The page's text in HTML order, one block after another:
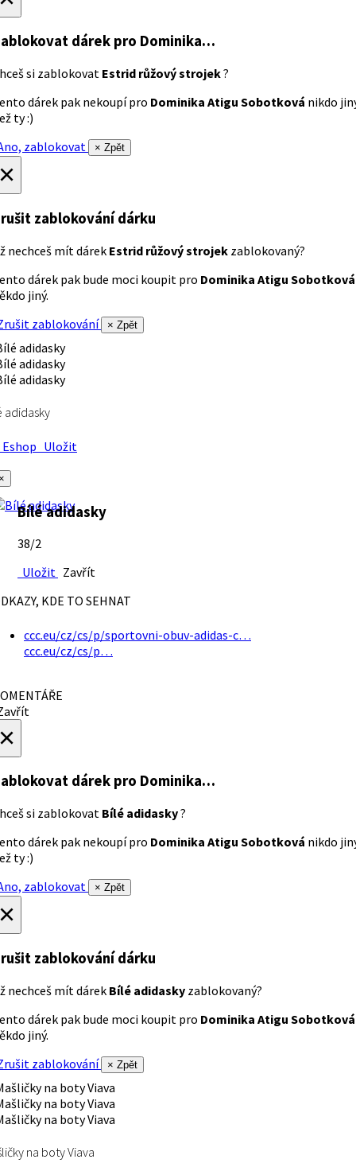
dárek pro Dominika…
si zablokovat Estrid růžový strojek?
dárek pak nekoupí pro Dominika Atigu Sobotková nikdo
ty :)
zablokovat
× Zpět
zablokování dárku
nechceš mít dárek Estrid růžový strojek zablokovaný?
dárek pak bude moci koupit pro Dominika Atigu Sobotková
jiný.
zablokování
× Zpět
adidasky
Uložit
Bílé adidasky
38/2
Uložit Zavřít
KDE TO SEHNAT
ccc.eu/cz/cs/p/sportovni-obuv-adidas-c…
ccc.eu/cz/cs/p…
dárek pro Dominika…
si zablokovat Bílé adidasky?
dárek pak nekoupí pro Dominika Atigu Sobotková nikdo
ty :)
zablokovat
× Zpět
zablokování dárku
nechceš mít dárek Bílé adidasky zablokovaný?
dárek pak bude moci koupit pro Dominika Atigu Sobotková
jiný.
zablokování
× Zpět
na boty Viava